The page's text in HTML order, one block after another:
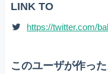
LINK TO
https://twitter.com/
このユーザが作っ